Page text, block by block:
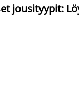
jousityypit: